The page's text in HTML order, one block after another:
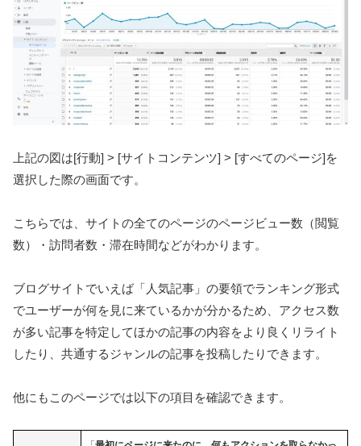
上記の図は[行動] > [サイトコンテンツ] > [すべてのページ]を
選択した際の画面です。
こちらでは、サイトの全てのページのページビュー数（閲覧
数）・訪問者数・滞在時間などがわかります。
ブログサイトでいえば「人気記事」の要領でランキング形式
でユーザーが何を見に来ているかが分かるため、アクセス数
が多い記事を特定してほかの記事の内容をより良くリライト
したり、共通するジャンルの記事を投稿したりできます。
他にもこのページでは以下の項目を確認できます。